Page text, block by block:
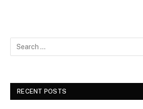
RECENT POSTS